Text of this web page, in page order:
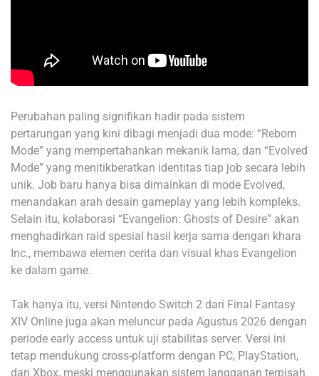
Perubahan paling signifikan hadir pada sistem
pertarungan yang kini dibagi menjadi dua mode: “Reborn
Mode” yang mempertahankan mekanik lama, dan “Evolved
Mode” yang menitikberatkan identitas tiap job secara lebih
unik. Job baru hanya bisa dimainkan di mode Evolved,
menandakan arah desain gameplay yang lebih kompleks.
Selain itu, kolaborasi “Evangelion: Ghosts of Desire” akan
menghadirkan raid spesial hasil kerja sama dengan khara
Inc., membawa elemen cerita dan visual khas Evangelion
ke dalam game.
Tak hanya itu, versi Nintendo Switch 2 dari Final Fantasy
XIV Online juga akan meluncur pada Agustus 2026 dengan
periode early access untuk uji stabilitas server. Versi ini
tetap mendukung cross-platform dengan PC, PlayStation,
dan Xbox, meski menggunakan sistem langganan terpisah